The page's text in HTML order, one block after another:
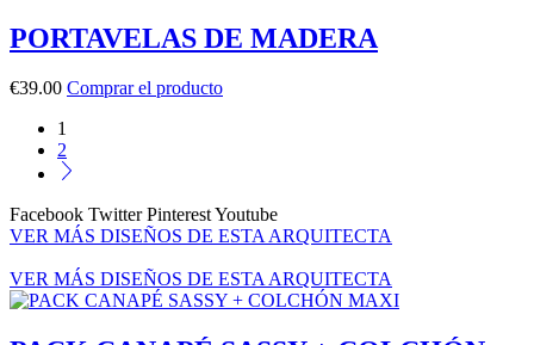
PORTAVELAS DE MADERA
€39.00 Comprar el producto
1
2
Facebook Twitter PinterestYoutube
VER MÁS DISEÑOS DE ESTA ARQUITECTA
VER MÁS DISEÑOS DE ESTA ARQUITECTA